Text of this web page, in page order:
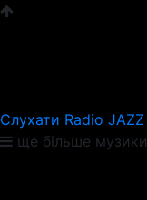
Слухати Radio JAZZ
ще більше музики